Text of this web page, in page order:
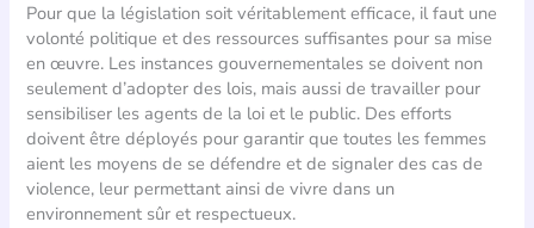
Pour que la législation soit véritablement efficace, il faut une
volonté politique et des ressources suffisantes pour sa mise
en œuvre. Les instances gouvernementales se doivent non
seulement d’adopter des lois, mais aussi de travailler pour
sensibiliser les agents de la loi et le public. Des efforts
doivent être déployés pour garantir que toutes les femmes
aient les moyens de se défendre et de signaler des cas de
violence, leur permettant ainsi de vivre dans un
environnement sûr et respectueux.